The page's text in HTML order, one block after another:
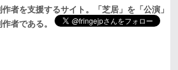
者を支援するサイト。「芝居」を「公演」
作者である。